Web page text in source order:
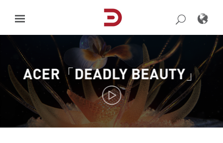
content
ACER「DEADLY BEAUTY」